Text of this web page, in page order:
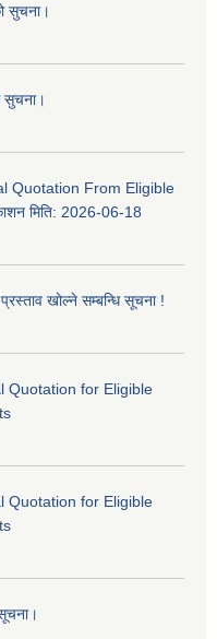
सुचना।
सुचना।
Quotation From Eligible
मिति: 2026-06-18
खोल्ने सम्बन्धि सूचना !
Quotation for Eligible
Quotation for Eligible